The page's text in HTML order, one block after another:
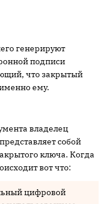
генерируют
подписи
что закрытый
ему.
владелец
собой
ключа. Когда
вот что:
цифровой